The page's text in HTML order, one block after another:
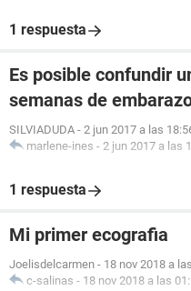
1 respuesta
Es posible confundir
semanas de
SILVIADUDA - 2 jun 2017 a las
marlene-ines - 2 jun 2017 a las
1 respuesta
Mi primer ecografia
Joelisdelcarmen - 18 nov 2018 a
c-salinas - 18 nov 2018 a las